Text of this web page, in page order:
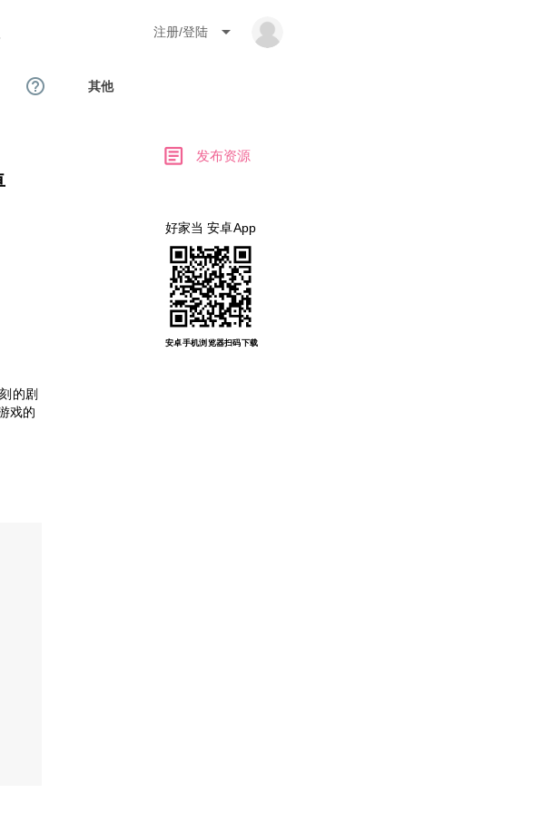
注册/登陆 arrow_drop_down
help_outline 其他
的剧
戏的
article 发布资源
好家当 安卓App
安卓手机浏览器扫码下载